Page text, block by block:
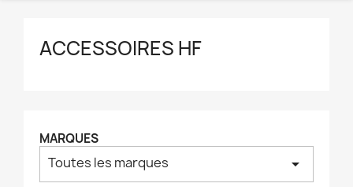
ACCESSOIRES HF
MARQUES
Toutes les marques arrow_drop_down